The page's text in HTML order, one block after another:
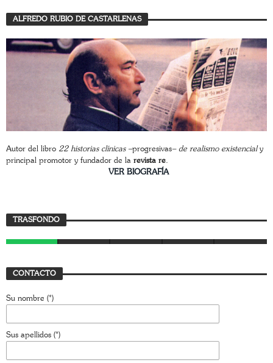
ALFREDO RUBIO DE CASTARLENAS
Autor del libro 22 historias clínicas –progresivas– de realismo existencialy
principal promotor y fundador de la revista re.
VER BIOGRAFÍA
TRASFONDO